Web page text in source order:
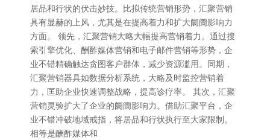
居品和行状的伏击妙技。比拟传统营销形势，汇聚营销
具有显赫的上风，尤其是在提高着力和扩大阛阓影响力
方面。 领先，汇聚营销大略大幅提高营销着力。通过搜
索引擎优化、酬酢媒体营销和电子邮件营销等形势，企
业不错精确触达贪图客户群体，减少资源滥用。同期，
汇聚营销器具如数据分析系统，大略及时监控营销着
力，匡助企业快速调整战略，提高诊疗率。 其次，汇聚
营销灵验扩大了企业的阛阓影响力。借助汇聚平台，企
业不错冲破地域戒指，将居品和行状执行至大家限制。
相等是酬酢媒体和